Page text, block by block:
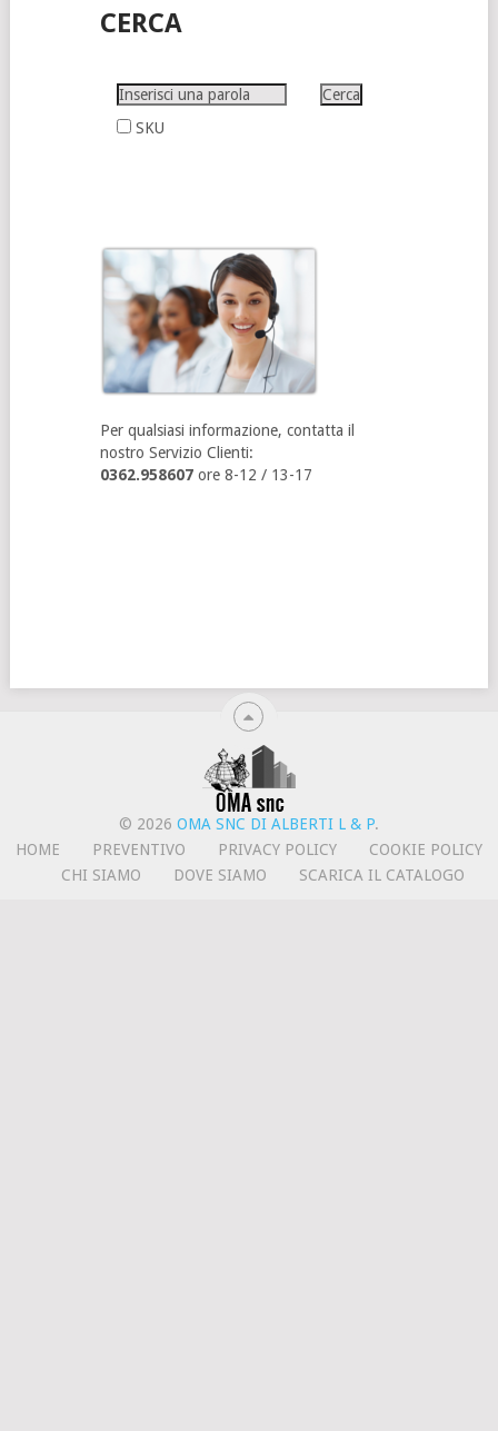
CERCA
SKU
Per qualsiasi informazione, contatta il
nostro Servizio Clienti:
0362.958607ore 8-12 / 13-17
© 2026 OMA SNC DI ALBERTI L & P.
HOME
PREVENTIVO PRIVACY POLICY
COOKIE POLICY
CHI SIAMO
DOVE SIAMO SCARICA IL CATALOGO